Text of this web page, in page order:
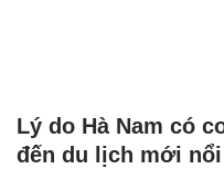
Lý do Hà Nam có
đến du lịch mới nổi